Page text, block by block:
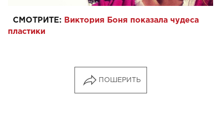
СМОТРИТЕ: Виктория Боня показала чудеса
пластики
ПОШЕРИТЬ